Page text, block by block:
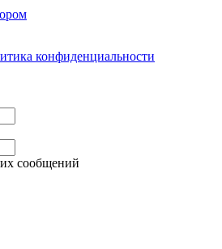
конфиденциальности
сообщений